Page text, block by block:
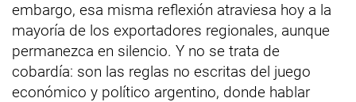
embargo, esa misma reflexión atraviesa hoy a la
mayoría de los exportadores regionales, aunque
permanezca en silencio. Y no se trata de
cobardía: son las reglas no escritas del juego
económico y político argentino, donde hablar